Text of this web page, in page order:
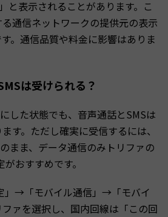
と表示されることがあります。こ
通信ネットワークの提供元の表示
。通信品質や料金に影響はありま
は受けられる？
した状態でも、音声通話とSMSは
す。ただし確実に受信するには、
まま、データ通信のみトリファの
おすすめです。
」→「モバイル通信」→「モバイ
ァを選択し、国内回線は「この回